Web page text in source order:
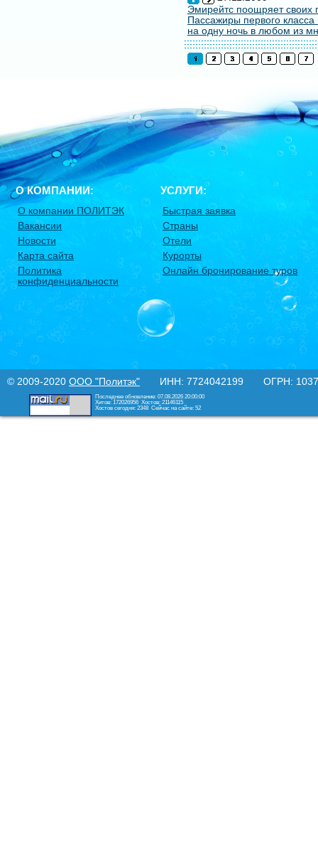
Эмирейтс поощряет своих
Пассажиры первого
на одну ночь в любом из
О КОМПАНИИ:
О компании ПОЛИТЭК
Вакансии
Новости
Карта сайта
Политика
конфиденциальности
УСЛУГИ:
Быстрая заявка
Страны
Отели
Курорты
Онлайн бронирование туров
© 2009-2020 ООО "Политэк" ИНН: 7724042199 ОГРН:
Последнее обновление: 07.08.2026 20:00:00
Хитов: 172026956 Хостов: 21146115
Хостов сегодня: 2348 Сейчас на сайте: 52